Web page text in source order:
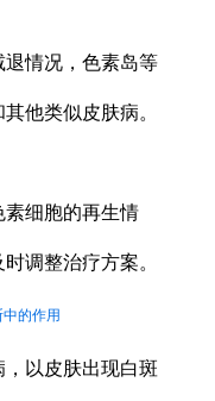
退情况，色素岛等
他类似皮肤病。
细胞的再生情
调整治疗方案。
的作用
以皮肤出现白斑